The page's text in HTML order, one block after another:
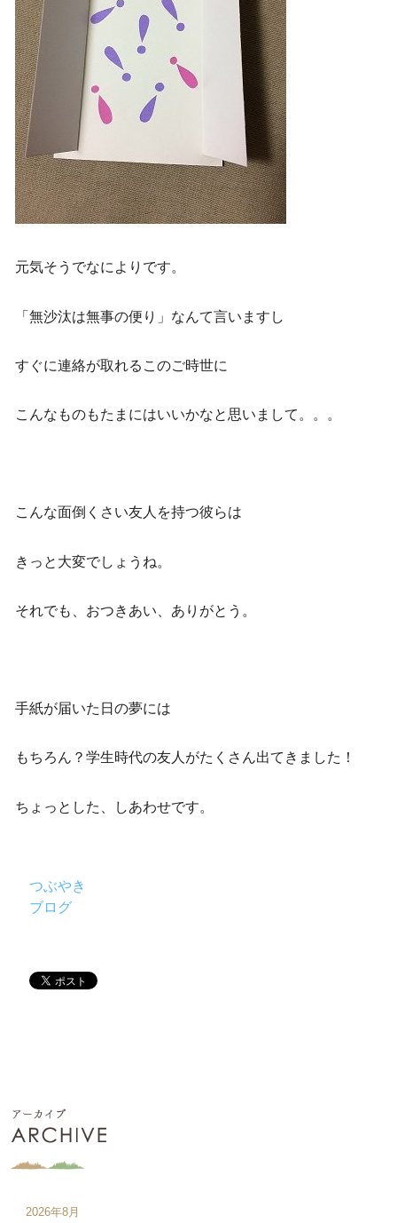
元気そうでなによりです。
「無沙汰は無事の便り」なんて言いますし
すぐに連絡が取れるこのご時世に
こんなものもたまにはいいかなと思いまして。。。
こんな面倒くさい友人を持つ彼らは
きっと大変でしょうね。
それでも、おつきあい、ありがとう。
手紙が届いた日の夢には
もちろん？学生時代の友人がたくさん出てきました！
ちょっとした、しあわせです。
つぶやき
ブログ
2026年8月